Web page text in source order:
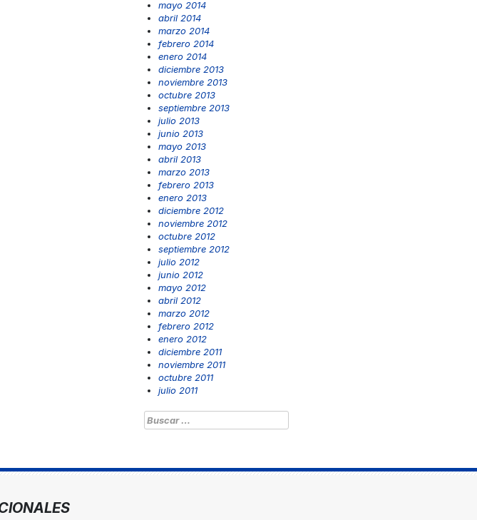
mayo 2014
abril 2014
marzo 2014
febrero 2014
enero 2014
diciembre 2013
noviembre 2013
octubre 2013
septiembre 2013
julio 2013
junio 2013
mayo 2013
abril 2013
marzo 2013
febrero 2013
enero 2013
diciembre 2012
noviembre 2012
octubre 2012
septiembre 2012
julio 2012
junio 2012
mayo 2012
abril 2012
marzo 2012
febrero 2012
enero 2012
diciembre 2011
noviembre 2011
octubre 2011
julio 2011
Buscar: